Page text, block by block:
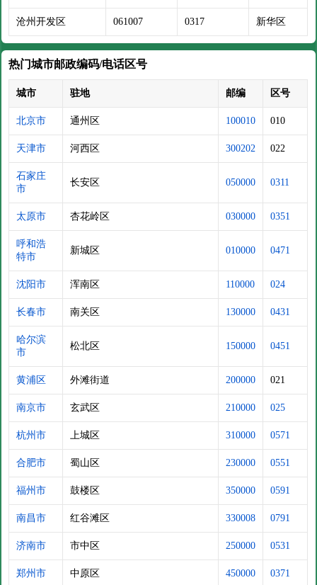
沧州开发区 061007 0317 新华区
热门城市邮政编码/电话区号
城市 驻地 邮编 区号
北京市 通州区 100010 010
天津市 河西区 300202 022
石家庄
市
长安区 050000 0311
太原市 杏花岭区 030000 0351
呼和浩
特市
新城区 010000 0471
沈阳市 浑南区 110000 024
长春市 南关区 130000 0431
哈尔滨
市
松北区 150000 0451
黄浦区 外滩街道 200000 021
南京市 玄武区 210000 025
杭州市 上城区 310000 0571
合肥市 蜀山区 230000 0551
福州市 鼓楼区 350000 0591
南昌市 红谷滩区 330008 0791
济南市 市中区 250000 0531
郑州市 中原区 450000 0371